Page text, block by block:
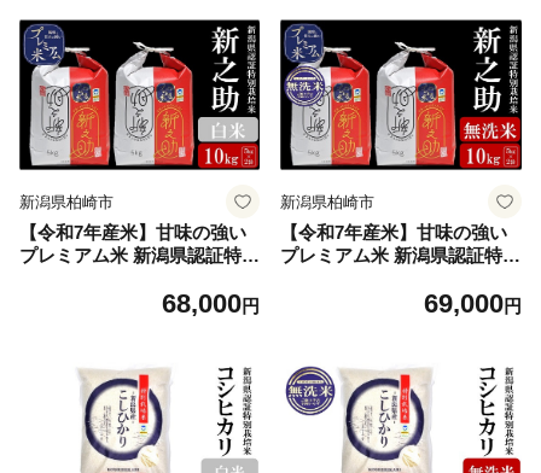
新潟県柏崎市
【令和7年産米】甘味の強い
プレミアム米 新潟県認証特別
g×2袋）アグリーホンマ[Y03
68,000円
新潟県柏崎市
【令和7年産米】甘味の強い
プレミアム米 新潟県認証特別
（5kg×2袋）アグリーホンマ
69,000円